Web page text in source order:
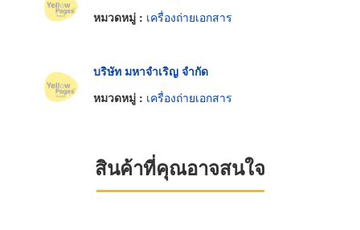
หมวดหมู่ : เครื่องถ่ายเอกสาร
บริษัท มหาจำเริญ จำกัด
หมวดหมู่ : เครื่องถ่ายเอกสาร
สินค้าที่คุณอาจสนใจ